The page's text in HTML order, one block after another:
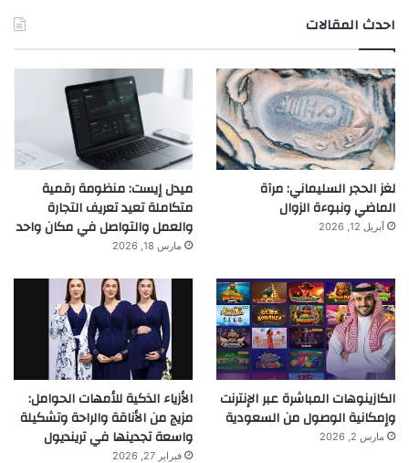
احدث المقالات
لغز الحجر السليماني: مرآة
الماضي ونبوءة الزوال
أبريل 12, 2026
ميدل إيست: منظومة رقمية
متكاملة تعيد تعريف التجارة
والعمل والتواصل في مكان واحد
مارس 18, 2026
الكازينوهات المباشرة عبر الإنترنت
وإمكانية الوصول من السعودية
مارس 2, 2026
الأزياء الذكية للأمهات الحوامل:
مزيج من الأناقة والراحة وتشكيلة
واسعة تجدينها في ترينديول
فبراير 27, 2026